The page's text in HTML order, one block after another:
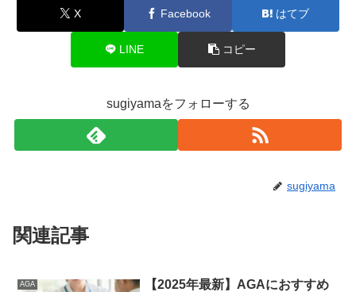
X Facebook はてブ
LINE コピー
sugiyamaをフォローする
sugiyama
関連記事
AGA
【2025年最新】AGAにおすすめ